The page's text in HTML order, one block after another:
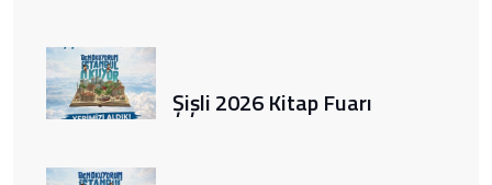
Şişli 2026 Kitap Fuarı